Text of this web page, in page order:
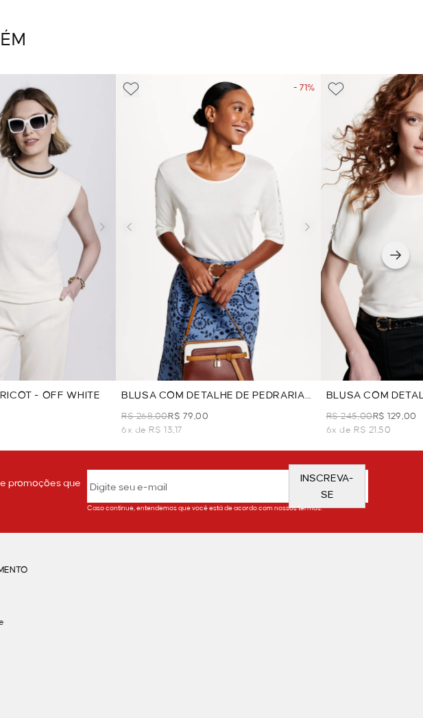
- OFF WHITE
- 71%
BLUSA COM DETALHE DE PEDRARIA
NAS MANGAS - OFF WHITE
R$ 268,00R$ 79,00
6x de R$ 13,17
BLUSA COM
NAS MANGAS -
R$ 245,00R$ 129,00
6x de R$ 21,50
promoções que
INSCREVA-
SE
Caso continue, entendemos que você está de acordo com nossos termos.